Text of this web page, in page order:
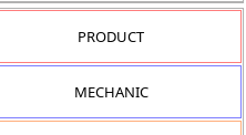
PRODUCT
MECHANIC